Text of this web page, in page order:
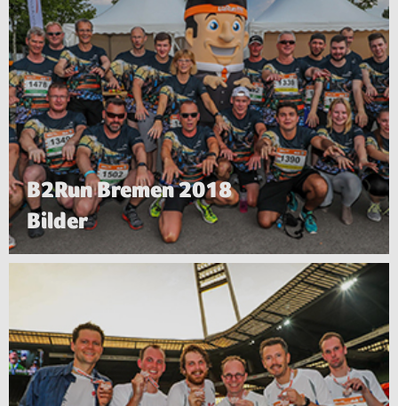
B2Run Bremen 2018
Bilder